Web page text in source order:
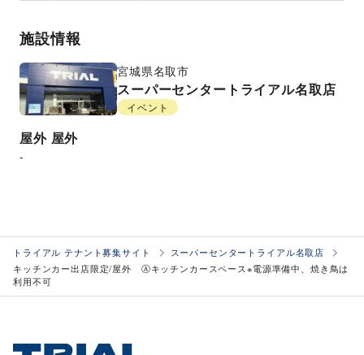
施設情報
宮城県名取市
スーパーセンタートライアル名取店
イベント
屋外 屋外
-
トライアル テナント募集サイト
スーパーセンタートライアル名取店
キッチンカー出店限定/屋外 Ⓐキッチンカースペース※電源準備中、焼き鳥は
利用不可